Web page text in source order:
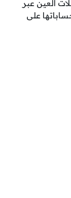
العين عبر
على